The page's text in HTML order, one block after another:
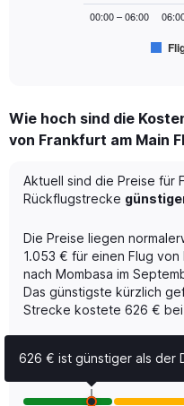
Range:
6
The
chart
has
Y
axis
displaying
Number
of
0
to
15.
00:00 – 06:00
Wie hoch sind die
von Frankfurt am Main
Aktuell sind die Preise für
Rückflugstrecke
Die Preise liegen
1.053 € für einen Flug von
nach Mombasa im
Das günstigste kürzlich
Strecke kostete 626 €
626 € ist günstiger als der